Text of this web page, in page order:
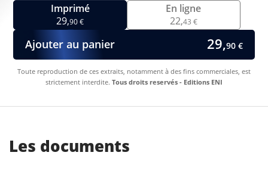
Imprimé
29,90 €
En ligne
22,43 €
Ajouter au panier 29,90 €
Toute reproduction de ces extraits, notamment à des fins commerciales, est
strictement interdite. Tous droits reservés - Editions ENI
Les documents